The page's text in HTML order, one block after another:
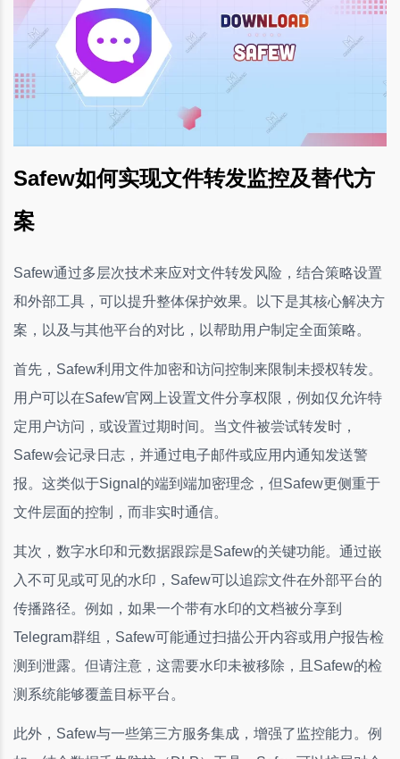
Safew如何实现文件转发监控及替代方
案
Safew通过多层次技术来应对文件转发风险，结合策略设置
和外部工具，可以提升整体保护效果。以下是其核心解决方
案，以及与其他平台的对比，以帮助用户制定全面策略。
首先，Safew利用文件加密和访问控制来限制未授权转发。
用户可以在Safew官网上设置文件分享权限，例如仅允许特
定用户访问，或设置过期时间。当文件被尝试转发时，
Safew会记录日志，并通过电子邮件或应用内通知发送警
报。这类似于Signal的端到端加密理念，但Safew更侧重于
文件层面的控制，而非实时通信。
其次，数字水印和元数据跟踪是Safew的关键功能。通过嵌
入不可见或可见的水印，Safew可以追踪文件在外部平台的
传播路径。例如，如果一个带有水印的文档被分享到
Telegram群组，Safew可能通过扫描公开内容或用户报告检
测到泄露。但请注意，这需要水印未被移除，且Safew的检
测系统能够覆盖目标平台。
此外，Safew与一些第三方服务集成，增强了监控能力。例